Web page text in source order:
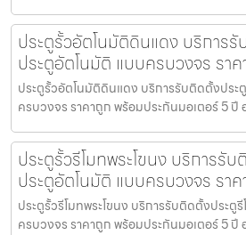
ประตูรั้วอัตโนมัติดินแดง บริการ
ประตูอัตโนมัติ แบบครบวงจร รา
ประตูรั้วอัตโนมัติดินแดง บริการรับติดตั้งประ
ครบวงจร ราคาถูก พร้อมประกันมอเตอร์ 5 ปี
ประตูรั้วรีโมทพระโขนง บริการรั
ประตูอัตโนมัติ แบบครบวงจร รา
ประตูรั้วรีโมทพระโขนง บริการรับติดตั้งประตู
ครบวงจร ราคาถูก พร้อมประกันมอเตอร์ 5 ปี